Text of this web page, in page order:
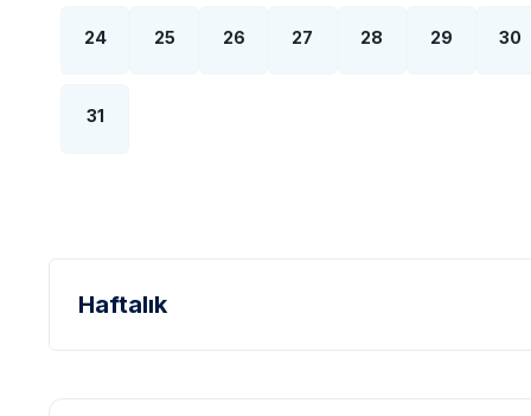
24 25 26 27 28 29 30
31
Haftalık